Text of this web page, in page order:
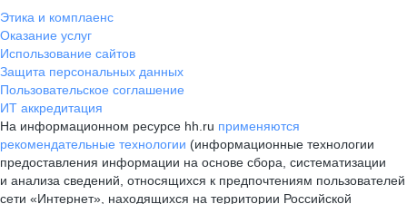
Этика и комплаенс
Оказание услуг
Использование сайтов
Защита персональных данных
Пользовательское соглашение
ИТ аккредитация
На информационном ресурсе hh.ru применяются
рекомендательные технологии (информационные технологии
предоставления информации на основе сбора, систематизации
и анализа сведений, относящихся к предпочтениям пользователей
сети «Интернет», находящихся на территории Российской